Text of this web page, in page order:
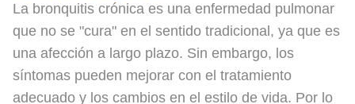
La bronquitis crónica es una enfermedad pulmonar
que no se "cura" en el sentido tradicional, ya que es
una afección a largo plazo. Sin embargo, los
síntomas pueden mejorar con el tratamiento
adecuado y los cambios en el estilo de vida. Por lo